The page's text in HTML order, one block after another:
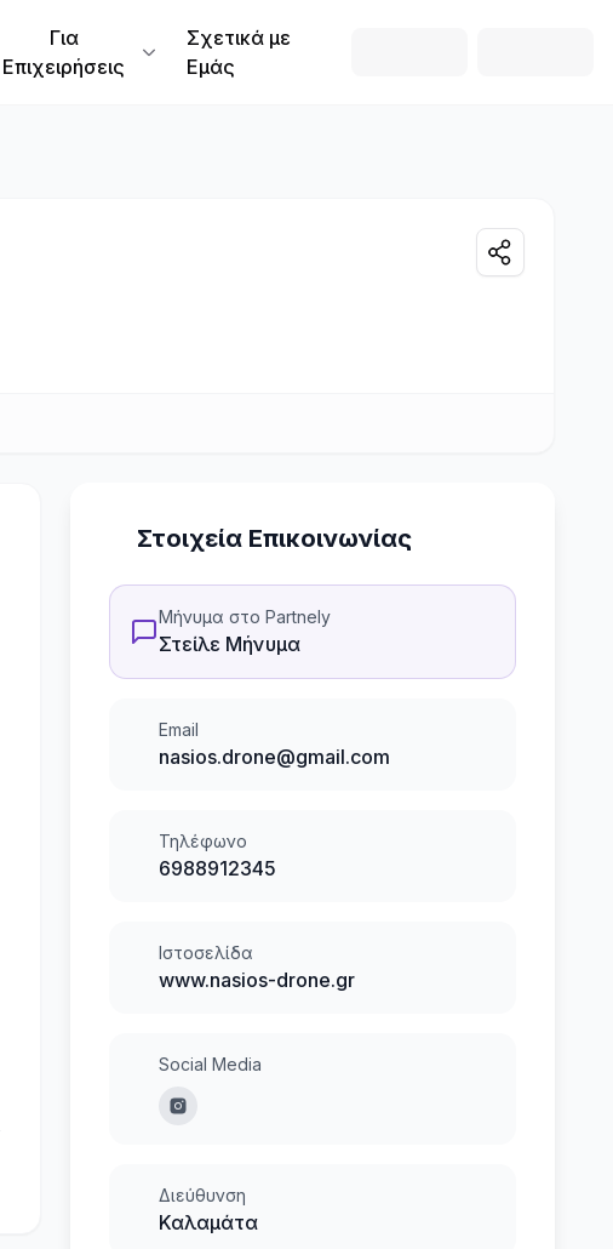
Για
Επιχειρήσεις
Σχετικά με
Εμάς
Στοιχεία Επικοινωνίας
Μήνυμα στο Partnely
Στείλε Μήνυμα
Email
nasios.drone@gmail.com
Τηλέφωνο
6988912345
Ιστοσελίδα
www.nasios-drone.gr
Social Media
Διεύθυνση
Καλαμάτα